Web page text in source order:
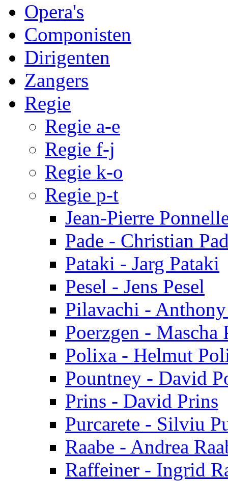
Opera's
Componisten
Dirigenten
Zangers
Regie
Regie a-e
Regie f-j
Regie k-o
Regie p-t
Jean-Pierre
Pade - Christian
Pataki - Jarg Pataki
Pesel - Jens Pesel
Pilavachi -
Poerzgen - Mascha
Polixa - Helmut
Pountney - David
Prins - David Prins
Purcarete - Silviu
Raabe - Andrea
Raffeiner - Ingrid